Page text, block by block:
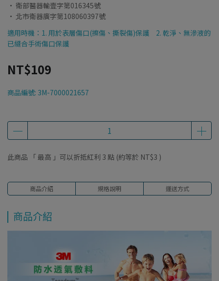
• 衛部醫器輸壹字第016345號
• 北市衛器廣字第108060397號
適用時機：1. 用於表層傷口(擦傷、撕裂傷)保護 2. 乾淨、無滲液的
已縫合手術傷口保護
NT$109
商品編號: 3M-7000021657
此商品 「 最高 」可以折抵紅利 3 點 (約等於 NT$3 )
商品介紹 規格說明 運送方式
商品介紹